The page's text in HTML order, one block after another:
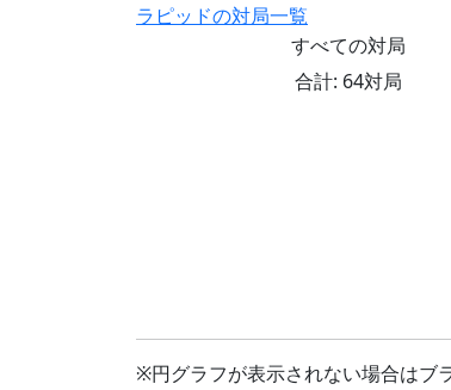
ラピッドの対局一覧
すべての対局
合計: 64対局
※円グラフが表示されない場合はブ